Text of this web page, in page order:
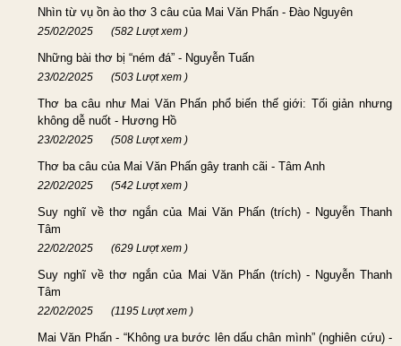
Nhìn từ vụ ồn ào thơ 3 câu của Mai Văn Phấn - Đào Nguyên
25/02/2025 (582 Lượt xem )
Những bài thơ bị “ném đá” - Nguyễn Tuấn
23/02/2025 (503 Lượt xem )
Thơ ba câu như Mai Văn Phấn phổ biến thế giới: Tối giản nhưng
không dễ nuốt - Hương Hồ
23/02/2025 (508 Lượt xem )
Thơ ba câu của Mai Văn Phấn gây tranh cãi - Tâm Anh
22/02/2025 (542 Lượt xem )
Suy nghĩ về thơ ngắn của Mai Văn Phấn (trích) - Nguyễn Thanh
Tâm
22/02/2025 (629 Lượt xem )
Suy nghĩ về thơ ngắn của Mai Văn Phấn (trích) - Nguyễn Thanh
Tâm
22/02/2025 (1195 Lượt xem )
Mai Văn Phấn - “Không ưa bước lên dấu chân mình” (nghiên cứu) -